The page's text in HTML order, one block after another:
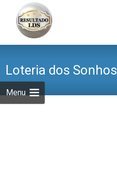
Menu
Loteria dos Sonhos